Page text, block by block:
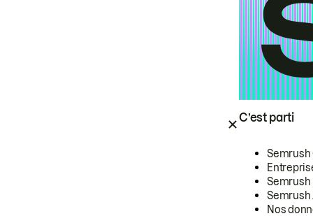
C’est parti
Semrush
Semrush
Semrush
Nos